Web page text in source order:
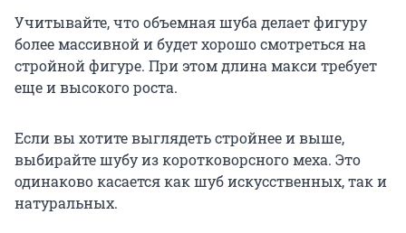
Учитывайте, что объемная шуба делает фигуру
более массивной и будет хорошо смотреться на
стройной фигуре. При этом длина макси требует
еще и высокого роста.
Если вы хотите выглядеть стройнее и выше,
выбирайте шубу из коротковорсного меха. Это
одинаково касается как шуб искусственных, так и
натуральных.